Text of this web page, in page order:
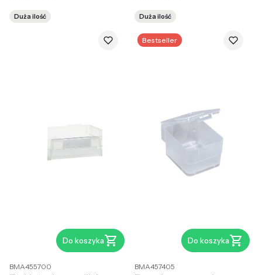
Duża ilość Duża ilość
Do koszyka
BMA455700
Bestseller
Do koszyka
BMA457405